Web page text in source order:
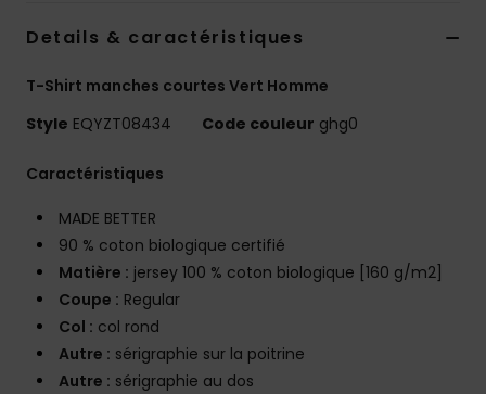
Details & caractéristiques
T-Shirt manches courtes Vert Homme
Style EQYZT08434 Code couleur ghg0
Caractéristiques
MADE BETTER
90 % coton biologique certifié
Matière : jersey 100 % coton biologique [160 g/m2]
Coupe : Regular
Col : col rond
Autre : sérigraphie sur la poitrine
Autre : sérigraphie au dos